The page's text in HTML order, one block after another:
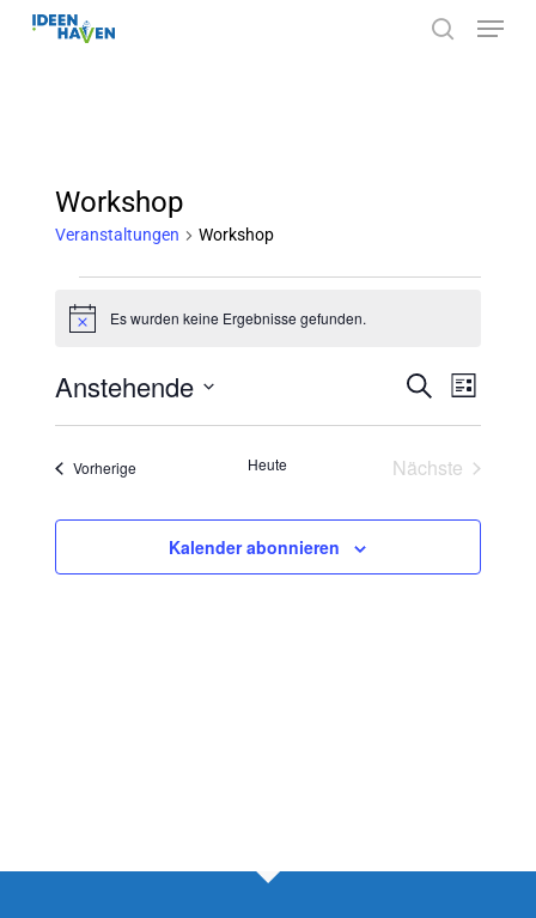
Skip
Menu
Workshop
Veranstaltungen Workshop
Veranstaltungen
HinweisEs wurden keine Ergebnisse gefunden.
Suche
und
Suche
Liste
Anstehende
Datum
wählen.
Vorherige Heute
Nächste
Kalender abonnieren